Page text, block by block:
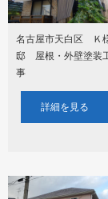
名古屋市天白区 Ｋ
邸 屋根・外壁塗装
事
詳細を見る